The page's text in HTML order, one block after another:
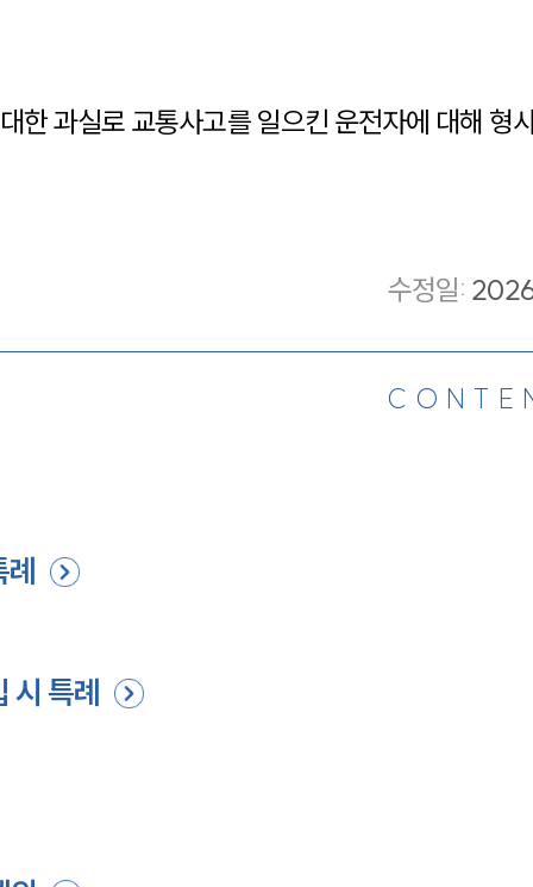
한 과실로 교통사고를 일으킨 운전자에 대해 형
수정일:
례
시 특례